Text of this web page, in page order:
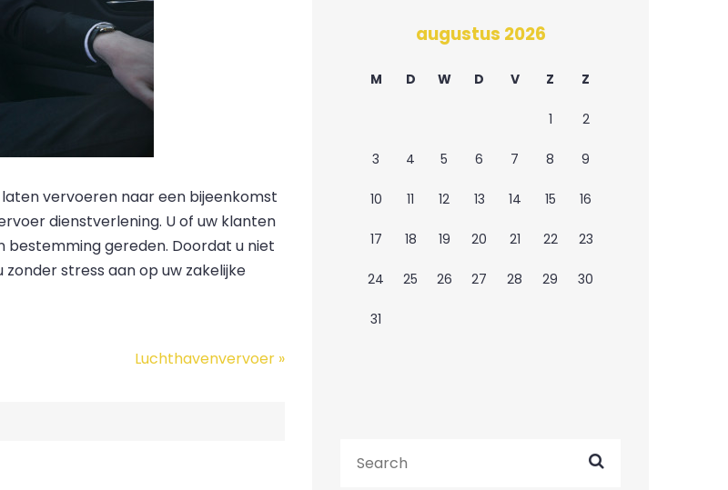
vervoeren naar een bijeenkomst
dienstverlening. U of uw klanten
gereden. Doordat u niet
stress aan op uw zakelijke
Luchthavenvervoer »
augustus 2026
M D W D V Z Z
1 2
3 4 5 6 7 8 9
10 11 12 13 14 15 16
17 18 19 20 21 22 23
24 25 26 27 28 29 30
31